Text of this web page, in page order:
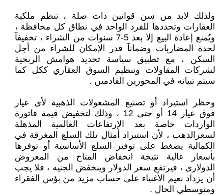
ولذلك لابد من سن قوانين ذات صلة ، تنظم ملكية
العقارات وتحددها للفرد الواحد في نطاق كل محافظة ،
ويُمنع إعادة البيع إلا بعد 5-7 سنوات من الشراء ، تخفيفآ
لحدة المضاربات وضمانآ قدر الإمكان للشراء من أجل
السكن ، مع تطبيق سياسة تحديد هوامش الربحية
لشركات المقاولات وتنظيم السوق العقاري ككل كما
سيتم تبيانه في المحورين القادمين .
وحظر استيراد أو تصنيع المشغولات الذهبية لأي عيار
فوق عيار 14 أو حتى 12 ، وذلك لتخفيض قيمة فاتورة
الواردات خاصة بعد الإرتفاعات العالمية المذهلة
لسعرالذهب ، لأن استيراد أمثال تلك السلع المغرقة في
الكمالية يضغط على توفير السلع الأساسية أو توفرها
بأسعار عالية نتيجة انخفاض المتاح من المعروض
الدولاري ، فيرتفع سعر الدولار وينخفض الجنيه ، فلا يجب
أن يزداد نعيم الأغنياء على حساب مزيد من بؤس الفقراء
ومتوسطي الحال .